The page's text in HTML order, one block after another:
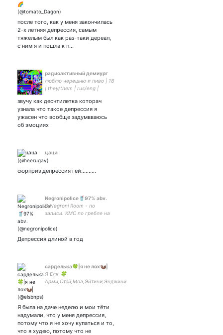
после того, как у меня закончилась
2-х летняя депрессия, самым
тяжелым был как раз-таки дереал,
с ним я и пошла к п…
радиоактивный демиург
люблю черешню и пиво | 18
| they/them | rus/eng |
звучу как десчтилетка которач
узнала что такое депрессия я
ужасен что вообще задумвваюсь
об эмоциях
цаца
сюрприз депрессия гей..........
Negronipolice🥤97% abv.
В Negroni Room - по
записи. КМС по гребле на
дизайнер. Папкин инженер.
Депрессия длиной в год
сарделька🍀|я не лох🦦|
Я Еля 🍀
Арми,Стэй,Моа,Эйтини,Энджини
просмотренном,кричу во время
кб и не только,злюсь на
vlive(уведы?!)
Я была на даче неделю и мои тёти
надумали, что у меня депрессия,
потому что я не хочу купаться и то,
что я худею, потому что не